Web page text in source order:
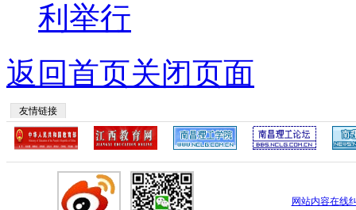
利举行
返回首页关闭页面
友情链接
网站内容在线